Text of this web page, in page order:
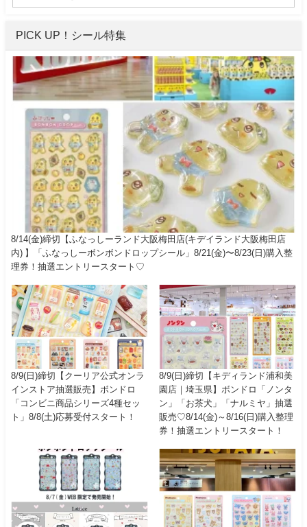
PICK UP！シール特集
8/14(金)締切【ふなっしーランド大阪梅田店(キデイランド大阪梅田店
内) 】「ふなっしーボンボンドロップシール」8/21(金)〜8/23(日)購入整
理券！抽選エントリースタート♡
8/9(日)締切【クーリア公式オンラ
インストア抽選販売】ボンドロ
「コンビニ商品シリーズ4種セッ
ト」8/8(土)応募受付スタート！
8/9(日)締切【キディランド浦和美
園店｜埼玉県】ボンドロ「ノンタ
ン」「お茶犬」「ナルミヤ」抽選
販売♡8/14(金)～8/16(日)購入整理
券！抽選エントリースタート！